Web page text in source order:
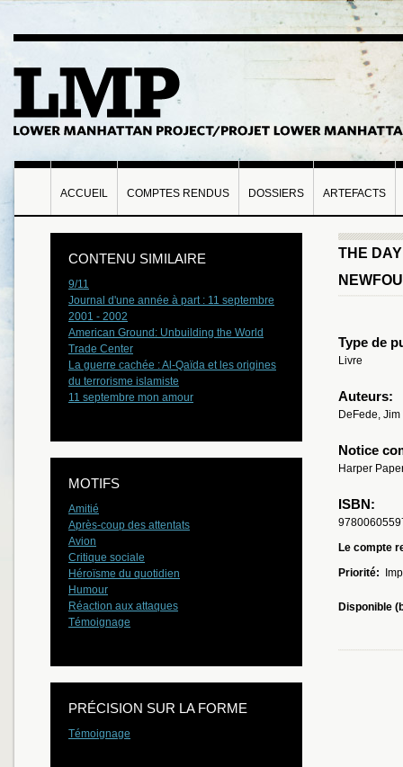
ACCUEIL COMPTES RENDUS DOSSIERS ARTEFACTS
THE
Type de
Livre
Auteurs:
DeFede, Jim
Notice
Harper
ISBN:
Le compte
Priorité:
Disponible
CONTENU SIMILAIRE
9/11
Journal d'une année à part : 11 septembre
2001 - 2002
American Ground: Unbuilding the World
Trade Center
La guerre cachée : Al-Qaïda et les origines
du terrorisme islamiste
11 septembre mon amour
MOTIFS
Amitié
Après-coup des attentats
Avion
Critique sociale
Héroïsme du quotidien
Humour
Réaction aux attaques
Témoignage
PRÉCISION SUR LA FORME
Témoignage